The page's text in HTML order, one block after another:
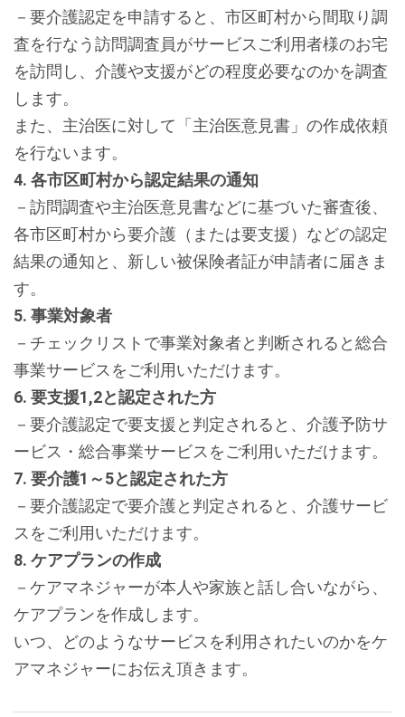
－要介護認定を申請すると、市区町村から間取り調
査を行なう訪問調査員がサービスご利用者様のお宅
を訪問し、介護や支援がどの程度必要なのかを調査
します。
また、主治医に対して「主治医意見書」の作成依頼
を行ないます。
4. 各市区町村から認定結果の通知
－訪問調査や主治医意見書などに基づいた審査後、
各市区町村から要介護（または要支援）などの認定
結果の通知と、新しい被保険者証が申請者に届きま
す。
5. 事業対象者
－チェックリストで事業対象者と判断されると総合
事業サービスをご利用いただけます。
6. 要支援1,2と認定された方
－要介護認定で要支援と判定されると、介護予防サ
ービス・総合事業サービスをご利用いただけます。
7. 要介護1～5と認定された方
－要介護認定で要介護と判定されると、介護サービ
スをご利用いただけます。
8. ケアプランの作成
－ケアマネジャーが本人や家族と話し合いながら、
ケアプランを作成します。
いつ、どのようなサービスを利用されたいのかをケ
アマネジャーにお伝え頂きます。